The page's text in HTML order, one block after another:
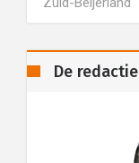
De redactie